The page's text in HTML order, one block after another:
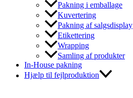
Pakning i emballage
Kuvertering
Pakning af salgsdisplay
Etikettering
Wrapping
Samling af produkter
In-House pakning
Hjælp til fejlproduktion